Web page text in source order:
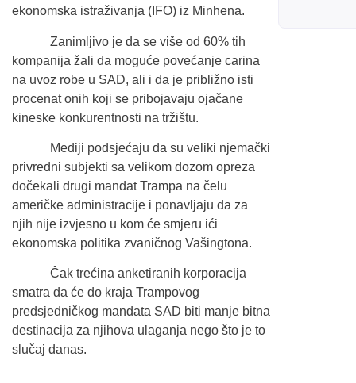
ekonomska istraživanja (IFO) iz Minhena.
Zanimljivo je da se više od 60% tih
kompanija žali da moguće povećanje carina
na uvoz robe u SAD, ali i da je približno isti
procenat onih koji se pribojavaju ojačane
kineske konkurentnosti na tržištu.
Mediji podsjećaju da su veliki njemački
privredni subjekti sa velikom dozom opreza
dočekali drugi mandat Trampa na čelu
američke administracije i ponavljaju da za
njih nije izvjesno u kom će smjeru ići
ekonomska politika zvaničnog Vašingtona.
Čak trećina anketiranih korporacija
smatra da će do kraja Trampovog
predsjedničkog mandata SAD biti manje bitna
destinacija za njihova ulaganja nego što je to
slučaj danas.